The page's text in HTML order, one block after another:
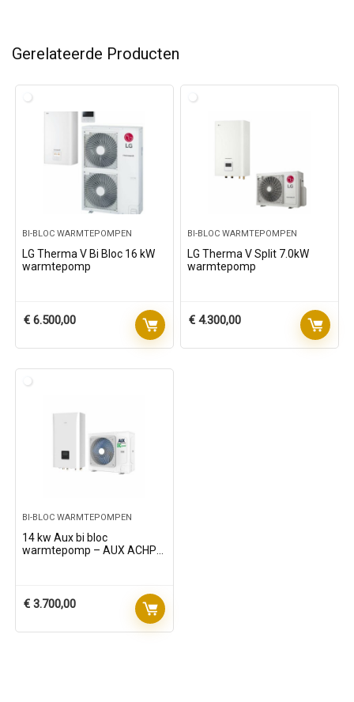
Gerelateerde Producten
BI-BLOC WARMTEPOMPEN
LG Therma V Bi Bloc 16 kW
warmtepomp
€ 6.500,00
BI-BLOC WARMTEPOMPEN
LG Therma V Split 7.0kW
warmtepomp
€ 4.300,00
BI-BLOC WARMTEPOMPEN
14 kw Aux bi bloc
warmtepomp – AUX ACHP-
€ 3.700,00